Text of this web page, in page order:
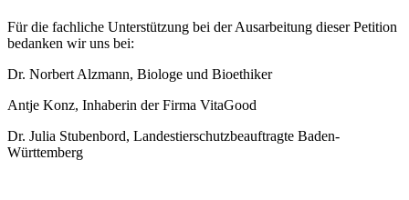
Für die fachliche Unterstützung bei der Ausarbeitung dieser Petition
bedanken wir uns bei:
Dr. Norbert Alzmann, Biologe und Bioethiker
Antje Konz, Inhaberin der Firma VitaGood
Dr. Julia Stubenbord, Landestierschutzbeauftragte Baden-
Württemberg